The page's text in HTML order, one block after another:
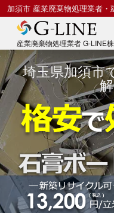
コ
テ
ン
ツ
ス
キ
ッ
加須市 産業廃棄物処理業者・
産業廃棄物処理業者 G-LINE
埼玉県加須市